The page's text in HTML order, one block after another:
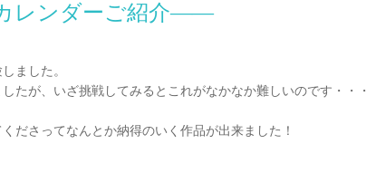
レンダーご紹介――
ました。
たが、いざ挑戦してみるとこれがなかなか難しいのです・・・
ださってなんとか納得のいく作品が出来ました！